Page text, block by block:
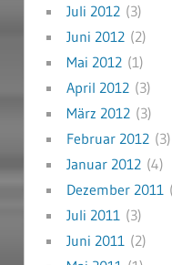
Juli 2012(3)
Juni 2012(2)
Mai 2012(1)
April 2012(3)
März 2012(3)
Februar 2012(3)
Januar 2012(4)
Dezember 2011
Juli 2011 (3)
Juni 2011 (2)